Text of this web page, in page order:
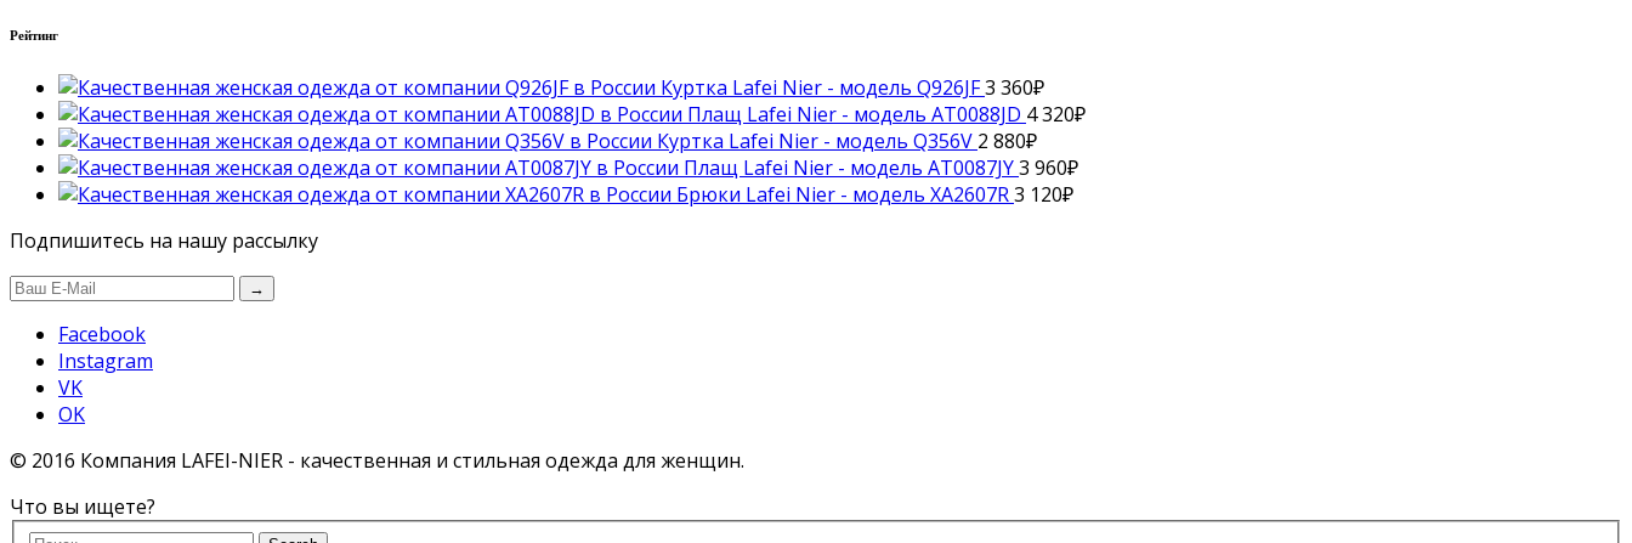
Рейтинг
Куртка Lafei Nier - модель Q926JF3 360₽
Плащ Lafei Nier - модель AT0088JD 4 320₽
Куртка Lafei Nier - модель Q356V 2 880₽
Плащ Lafei Nier - модель AT0087JY3 960₽
Брюки Lafei Nier - модель XA2607R3 120₽
Подпишитесь на нашу рассылку
→
Facebook
Instagram
VK
OK
© 2016 Компания LAFEI-NIER - качественная и стильная одежда для женщин.
Что вы ищете?